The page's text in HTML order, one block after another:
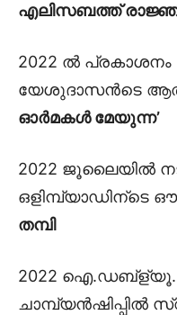
എലിസബത്ത് രാജ്ഞി
2022 ൽ പ്രകാശനം
യേശുദാസൻടെ
ഓർമകൾ മേയുന്ന’
2022 ജൂലൈയിൽ
ഒളിമ്പ്യാഡിന്ടെ
തമ്പി
2022
ചാമ്പ്യൻഷിപ്പിൽ